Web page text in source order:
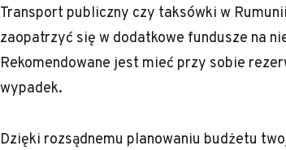
Transport publiczny czy taksówki w
zaopatrzyć się w dodatkowe fundusze na
Rekomendowane jest mieć przy sobie
wypadek.
Dzięki rozsądnemu planowaniu budżetu